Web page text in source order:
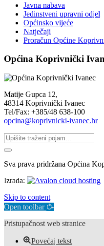
Javna nabava
Jedinstveni upravni odjel
Općinsko vijeće
Natječaji
Proračun Općine
Općina Koprivnički
Matije Gupca 12,
48314 Koprivnički Ivanec
Tel/Fax: +385/48 638-100
opcina@koprivnicki-ivanec.hr
Sva prava pridržana Općina
Izrada:
Skip to content
Open toolbar
Pristupačnost web stranice
Povećaj tekst